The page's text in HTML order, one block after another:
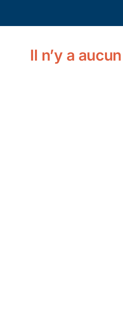
Il n’y a